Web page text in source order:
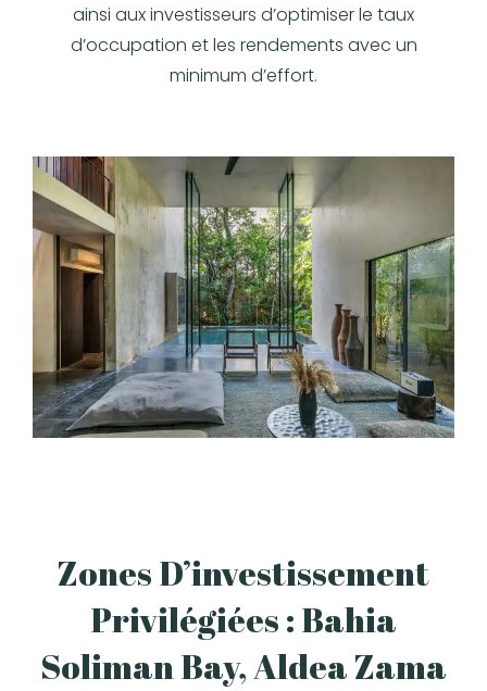
ainsi aux investisseurs d’optimiser le taux
d’occupation et les rendements avec un
minimum d’effort.
Zones D’investissement
Privilégiées : Bahia
Soliman Bay, Aldea Zama